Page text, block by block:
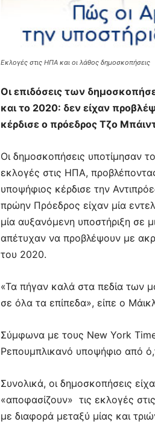
Εκλογές στις ΗΠΑ και οι λάθος δημοσκοπήσεις
Οι επιδόσεις των
και το 2020: δεν είχαν
κέρδισε ο πρόεδρος Τζο
Οι δημοσκοπήσεις υποτίμησαν
εκλογές στις ΗΠΑ,
υποψήφιος κέρδισε την
πρώην Πρόεδρος είχαν μία
μία αυξανόμενη υποστήριξη σε
απέτυχαν να προβλέψουν με
του 2020.
«Τα πήγαν καλά στα πεδία των
σε όλα τα επίπεδα», είπε ο
Σύμφωνα με τους New York
Ρεπουμπλικανό υποψήφιο από
Συνολικά, οι δημοσκοπήσεις
«αποφασίζουν» τις εκλογές
με διαφορά μεταξύ μίας και